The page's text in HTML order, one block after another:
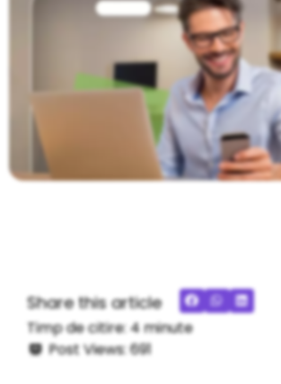
Share this article
Timp de citire: 4minute
Post Views: 691